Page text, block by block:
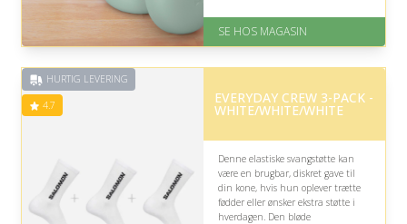
God Trustpilot rating på 4.1 ud
SE HOS MAGASIN
HURTIG LEVERING
4.7 EVERYDAY CREW 3-PACK -
WHITE/WHITE/WHITE
Denne elastiske svangstøtte kan
være en brugbar, diskret gave til
din kone, hvis hun oplever trætte
fødder eller ønsker ekstra støtte i
hverdagen. Den bløde